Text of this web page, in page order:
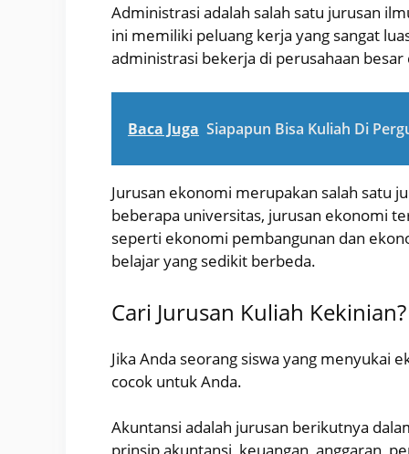
Administrasi adalah salah satu jurusan
ini memiliki peluang kerja yang sangat
administrasi bekerja di perusahaan besar
Baca Juga Siapapun Bisa Kuliah Di
Jurusan ekonomi merupakan salah satu
beberapa universitas, jurusan ekonomi
seperti ekonomi pembangunan dan
belajar yang sedikit berbeda.
Cari Jurusan Kuliah
Jika Anda seorang siswa yang menyukai
cocok untuk Anda.
Akuntansi adalah jurusan berikutnya